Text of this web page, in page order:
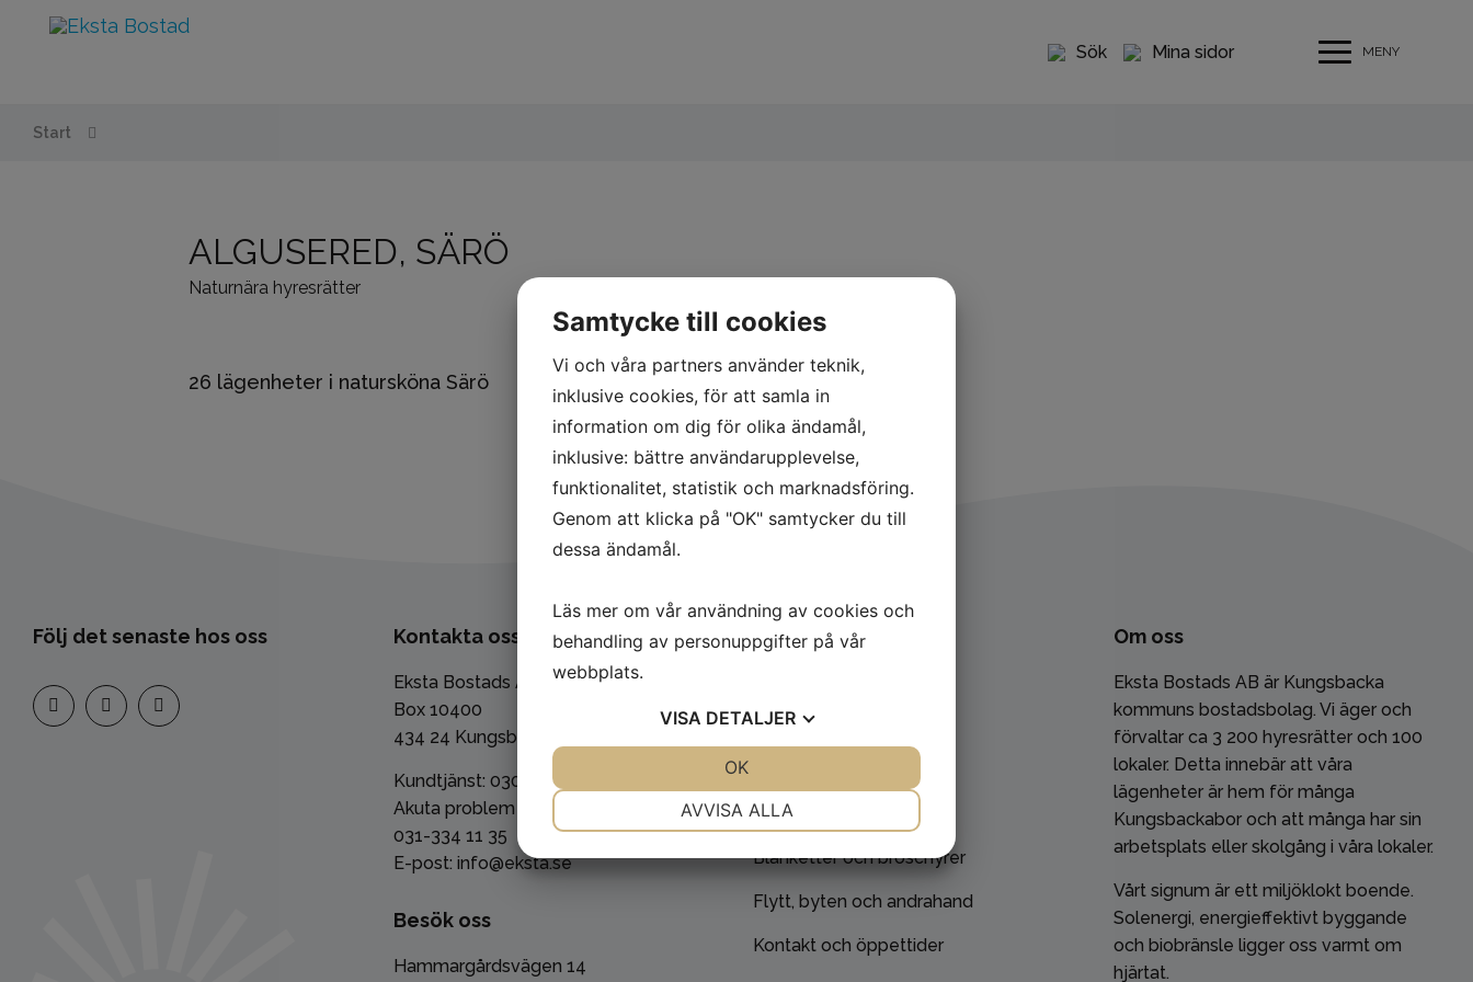
Sök Mina sidor MENY
Start
ALGUSERED, SÄRÖ
Naturnära hyresrätter
26 lägenheter i natursköna Särö
Följ det senaste hos oss Kontakta oss
Eksta Bostads AB
Box 10400
434 24 Kungsbacka
Kundtjänst: 0300-356 00
Akuta problem kvällar/helger:
031-334 11 35
E-post: info@eksta.se
Besök oss
Hammargårdsvägen 14
Genvägar
Felanmälan
Nyproduktion
Blanketter och broschyrer
Flytt, byten och andrahand
Kontakt och öppettider
Om oss
Eksta Bostads AB är Kungsbacka
kommuns bostadsbolag. Vi äger och
förvaltar ca 3 200 hyresrätter och 100
lokaler. Detta innebär att våra
lägenheter är hem för många
Kungsbackabor och att många har sin
arbetsplats eller skolgång i våra lokaler.
Vårt signum är ett miljöklokt boende.
Solenergi, energieffektivt byggande
och biobränsle ligger oss varmt om
hjärtat.
Samtycke till cookies
Vi och våra partners använder teknik,
inklusive cookies, för att samla in
information om dig för olika ändamål,
inklusive: bättre användarupplevelse,
funktionalitet, statistik och marknadsföring.
Genom att klicka på "OK" samtycker du till
dessa ändamål.
Läs mer om vår användning av cookies och
behandling av personuppgifter på vår
webbplats.
VISA DETALJER
AVVISA ALLA
OK